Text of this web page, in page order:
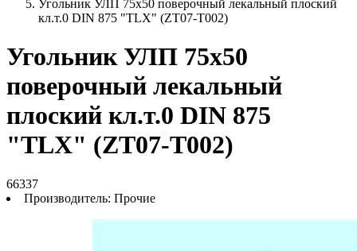
Угольник УЛП 75х50 поверочный лекальный плоский
кл.т.0 DIN 875 "TLX" (ZT07-T002)
Угольник УЛП 75х50
поверочный лекальный
плоский кл.т.0 DIN 875
"TLX" (ZT07-T002)
66337
Производитель: Прочие